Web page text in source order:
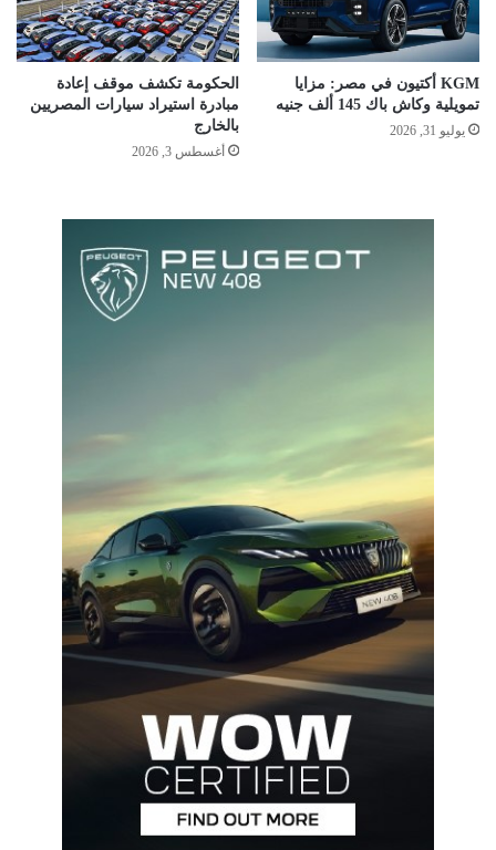
KGM أكتيون في مصر: مزايا
تمويلية وكاش باك 145 ألف جنيه
يوليو 31, 2026
الحكومة تكشف موقف إعادة
مبادرة استيراد سيارات المصريين
بالخارج
أغسطس 3, 2026